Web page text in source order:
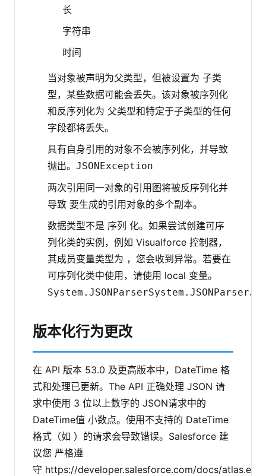
长
字符串
时间
当对象被声明为父类型，但被设置为 子类
型，某些数据可能会丢失。该对象被序列化
和反序列化为 父类型和特定于子类型的任何
字段都将丢失。
具有自身引用的对象不会被序列化，并导致
抛出。 JSONException
两次引用同一对象的引用图将被反序列化并
导致 要生成的引用对象的多个副本。
数据类型不是 序列 化。如果尝试创建可序
列化类的实例，例如 Visualforce 控制器，
其成员变量类型为 ，您会收到异常。若要在
可序列化类中使用，请使用 local 变量。
System.JSONParserSystem.JSONParser
版本化行为更改
在 API 版本 53.0 及更高版本中，DateTime 格
式和处理已更新。The API 正确处理 JSON 请
求中使用 3 位以上数字的 JSON请求中的
DateTime值 小数点。使用不支持的 DateTime
格式（如 ）的请求会导致错误。Salesforce 建
议您 严格遵
守 https://developer.salesforce.com/docs/atlas.en-